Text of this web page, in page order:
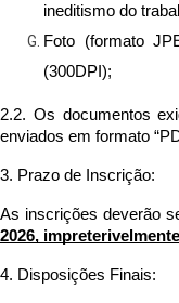
ineditismo do
Foto (formato
(300DPI);
2.2. Os documentos
enviados em formato
3. Prazo de Inscrição:
As inscrições deverão
2026,
4. Disposições Finais: